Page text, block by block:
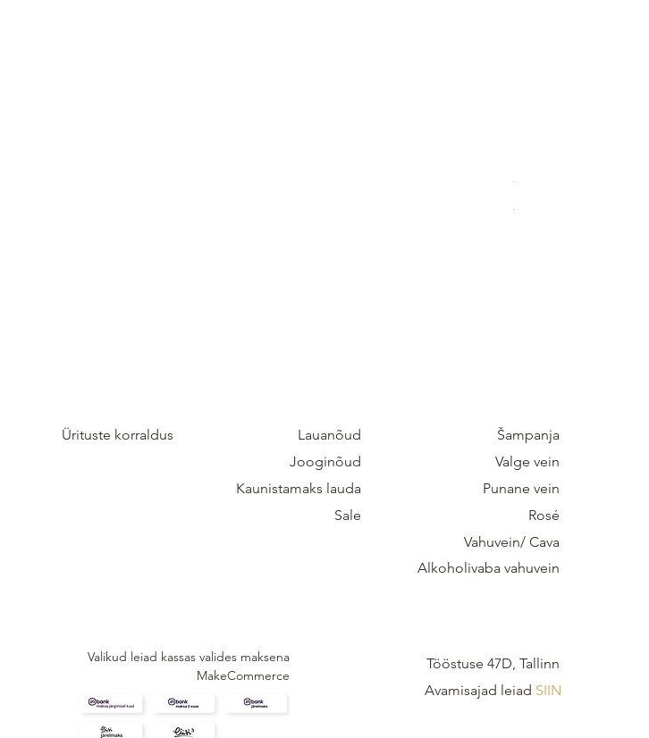
- set of 2 pcs
250,00 €
Ürituste korraldus
Lauanõud
Jooginõud
Kaunistamaks lauda
Sale
Šampanja
Valge vein
Punane vein
Rosé
Vahuvein/ Cava
Alkoholivaba vahuvein
Valikud leiad kassas valides maksena
MakeCommerce
Tööstuse 47D, Tallinn
Avamisajad leiad SIIN